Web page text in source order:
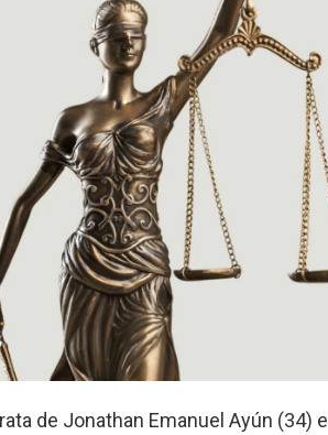
de Jonathan Emanuel Ayún (34) e